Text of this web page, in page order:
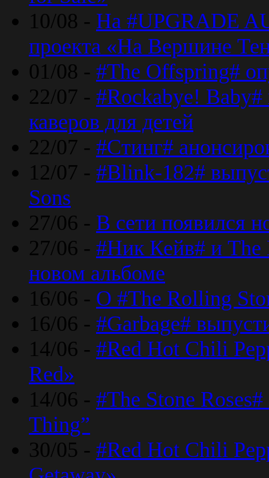
10/08 - На #UPGRADE
проекта «На Вершине
01/08 - #The Offspring#
22/07 - #Rockabye!
каверов для детей
22/07 - #Стинг#
12/07 - #Blink-182#
Sons
27/06 - В сети появился
27/06 - #Ник Кейв# и The
новом альбоме
16/06 - О #The Rolling
16/06 - #Garbage#
14/06 - #Red Hot Chili
Red»
14/06 - #The Stone
Thing”
30/05 - #Red Hot Chili